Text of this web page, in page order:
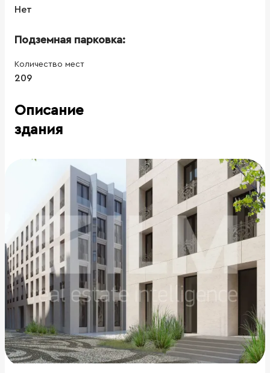
Нет
Подземная парковка:
Количество мест
209
Описание
здания